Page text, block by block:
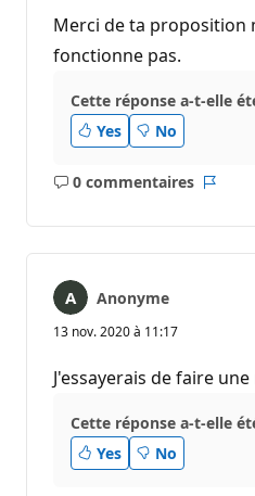
Merci de ta proposition
fonctionne pas.
Cette réponse a-t-elle
Yes
No
0 commentaires
Aucun
Anonyme
13 nov. 2020 à 11:17
J'essayerais de faire
Cette réponse a-t-elle
Yes
No